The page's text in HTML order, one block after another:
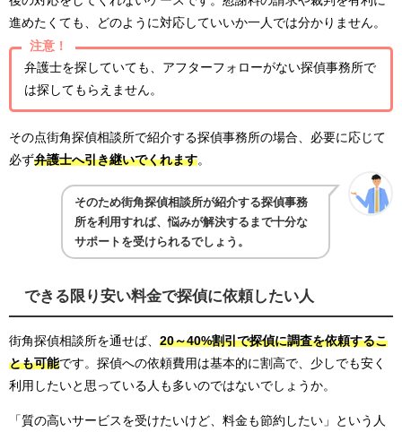
進めたくても、どのように対応していいか一人では分かりません。
注意！
弁護士を探していても、アフターフォローがない探偵事務所で
は探してもらえません。
その点街角探偵相談所で紹介する探偵事務所の場合、必要に応じて
必ず弁護士へ引き継いでくれます。
そのため街角探偵相談所が紹介する探偵事務
所を利用すれば、悩みが解決するまで十分な
サポートを受けられるでしょう。
できる限り安い料金で探偵に依頼したい人
街角探偵相談所を通せば、 20～40%割引で探偵に調査を依頼するこ
とも可能です。探偵への依頼費用は基本的に割高で、少しでも安く
利用したいと思っている人も多いのではないでしょうか。
「質の高いサービスを受けたいけど、料金も節約したい」という人